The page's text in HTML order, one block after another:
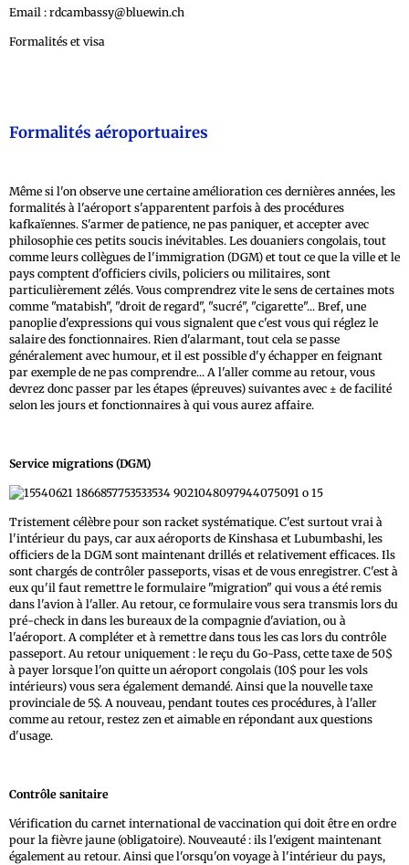
Email : rdcambassy@bluewin.ch
Formalités et visa
Formalités aéroportuaires
Même si l'on observe une certaine amélioration ces dernières années, les
formalités à l'aéroport s'apparentent parfois à des procédures
kafkaïennes. S'armer de patience, ne pas paniquer, et accepter avec
philosophie ces petits soucis inévitables. Les douaniers congolais, tout
comme leurs collègues de l'immigration (DGM) et tout ce que la ville et le
pays comptent d'officiers civils, policiers ou militaires, sont
particulièrement zélés. Vous comprendrez vite le sens de certaines mots
comme "matabish", "droit de regard", "sucré", "cigarette"... Bref, une
panoplie d'expressions qui vous signalent que c'est vous qui réglez le
salaire des fonctionnaires. Rien d'alarmant, tout cela se passe
généralement avec humour, et il est possible d'y échapper en feignant
par exemple de ne pas comprendre... A l'aller comme au retour, vous
devrez donc passer par les étapes (épreuves) suivantes avec ± de facilité
selon les jours et fonctionnaires à qui vous aurez affaire.
Service migrations (DGM)
Tristement célèbre pour son racket systématique. C'est surtout vrai à
l'intérieur du pays, car aux aéroports de Kinshasa et Lubumbashi, les
officiers de la DGM sont maintenant drillés et relativement efficaces. Ils
sont chargés de contrôler passeports, visas et de vous enregistrer. C'est à
eux qu'il faut remettre le formulaire "migration" qui vous a été remis
dans l'avion à l'aller. Au retour, ce formulaire vous sera transmis lors du
pré-check in dans les bureaux de la compagnie d'aviation, ou à
l'aéroport. A compléter et à remettre dans tous les cas lors du contrôle
passeport. Au retour uniquement : le reçu du Go-Pass, cette taxe de 50$
à payer lorsque l'on quitte un aéroport congolais (10$ pour les vols
intérieurs) vous sera également demandé. Ainsi que la nouvelle taxe
provinciale de 5$. A nouveau, pendant toutes ces procédures, à l'aller
comme au retour, restez zen et aimable en répondant aux questions
d'usage.
Contrôle sanitaire
Vérification du carnet international de vaccination qui doit être en ordre
pour la fièvre jaune (obligatoire). Nouveauté : ils l'exigent maintenant
également au retour. Ainsi que l'orsqu'on voyage à l'intérieur du pays,